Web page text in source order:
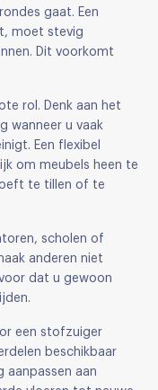
gaat. Een
moet stevig
Dit voorkomt
rol. Denk aan het
wanneer u vaak
Een flexibel
om meubels heen te
te tillen of te
scholen of
anderen niet
dat u gewoon
een stofzuiger
beschikbaar
aanpassen aan